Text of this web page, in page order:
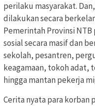
perilaku masyarakat.
dilakukan secara
Pemerintah Provinsi
sosial secara masif dan
sekolah, pesantren,
keagamaan, tokoh adat,
hingga mantan pekerja
Cerita nyata para korban